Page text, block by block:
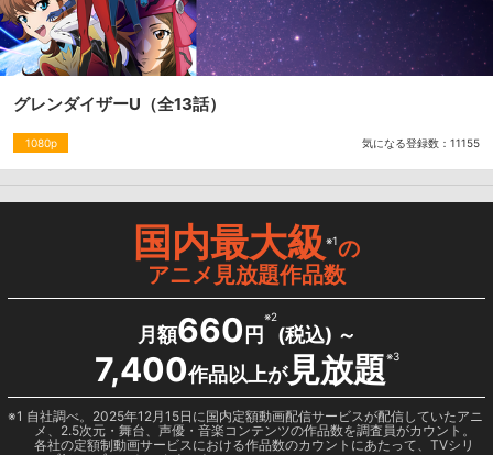
グレンダイザーU （全13話）
1080p 気になる登録数： 11155
国内最大級※1の
アニメ見放題作品数
月額660 円
※2
(税込) ～
7,400作品以上が見放題※3
1 自社調べ。2025年12月15日に国内定額動画配信サービスが配信していたアニ
メ、2.5次元・舞台、声優・音楽コンテンツの作品数を調査員がカウント。
各社の定額制動画サービスにおける作品数のカウントにあたって、TVシリ